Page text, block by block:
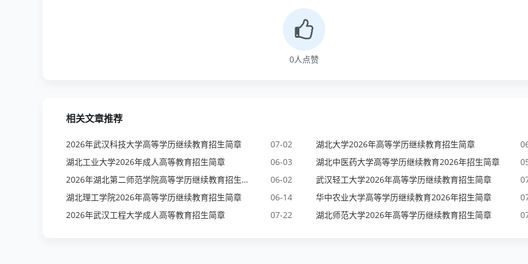
0人点赞
相关文章推荐
07-02
2026年武汉科技大学高等学历继续教育招生简章
湖北大学2026年高等学历继续教育招生简章
06-03
湖北工业大学2026年成人高等教育招生简章
湖北中医药大学高等学历继续教育2026年招生简章
06-02
2026年湖北第二师范学院高等学历继续教育招生简章
武汉轻工大学2026年高等学历继续教育招生简章
06-14
湖北理工学院2026年高等学历继续教育招生简章
华中农业大学高等学历继续教育2026年招生简章
07-22
2026年武汉工程大学成人高等教育招生简章 湖北师范大学2026年高等学历继续教育招生简章